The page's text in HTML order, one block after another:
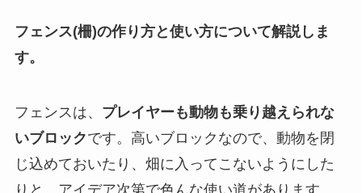
フェンス(柵)の作り方と使い方について解説しま
す。
フェンスは、 プレイヤーも動物も乗り越えられな
いブロックです。高いブロックなので、動物を閉
じ込めておいたり、畑に入ってこないようにした